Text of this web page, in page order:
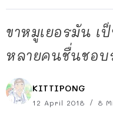
ขาหมูเยอรมัน เ
หลายคนชื่นชอบ
KITTIPONG
12 April 2018 8